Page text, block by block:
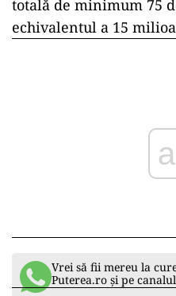
totală de minimum 75
echivalentul a 15
Vrei să fii mereu la
Puterea.ro și pe